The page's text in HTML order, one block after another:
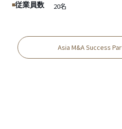
従業員数 20名
Asia M&A Success